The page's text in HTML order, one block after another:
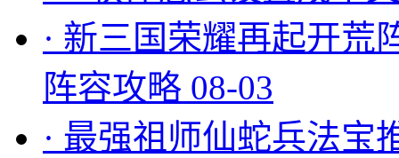
· 新三国荣耀再起开荒
阵容攻略 08-03
· 最强祖师仙蛇兵法宝